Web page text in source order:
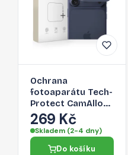
Ochrana
fotoaparátu Tech-
Protect CamAlloy
Fit+ pro iPhone 17
Pro Max – Deep
Blue
269 Kč
Skladem (2-4 dny)
Do košíku